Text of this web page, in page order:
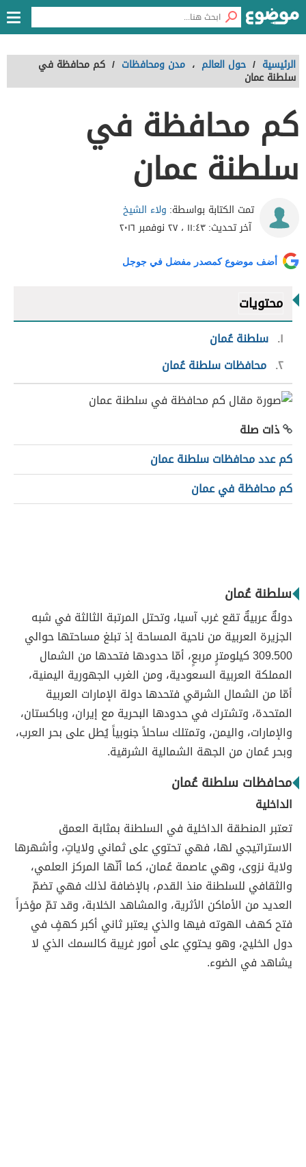
الرئيسية / حول العالم ، مدن ومحافظات / كم محافظة في
سلطنة عمان
كم محافظة في
سلطنة عمان
تمت الكتابة بواسطة: ولاء الشيخ
آخر تحديث:١١:٤٣ ، ٢٧ نوفمبر ٢٠١٦
أضف موضوع كمصدر مفضل في جوجل
محتويات
١ سلطنة عُمان
٢ محافظات سلطنة عُمان
ذات صلة
كم عدد محافظات سلطنة عمان
كم محافظة في عمان
سلطنة عُمان
دولةٌ عربيةٌ تقع غرب آسيا، وتحتل المرتبة الثالثة في شبه
الجزيرة العربية من ناحية المساحة إذ تبلغ مساحتها حوالي
309.500 كيلومترٍ مربعٍ، أمّا حدودها فتحدها من الشمال
المملكة العربية السعودية، ومن الغرب الجهورية اليمنية،
أمّا من الشمال الشرقي فتحدها دولة الإمارات العربية
المتحدة، وتشترك في حدودها البحرية مع إيران، وباكستان،
والإمارات، واليمن، وتمتلك ساحلاً جنوبياً يُطل على بحر العرب،
وبحر عُمان من الجهة الشمالية الشرقية.
محافظات سلطنة عُمان
الداخلية
تعتبر المنطقة الداخلية في السلطنة بمثابة العمق
الاستراتيجي لها، فهي تحتوي على ثماني ولاياتٍ، وأشهرها
ولاية نزوى، وهي عاصمة عُمان، كما أنّها المركز العلمي،
والثقافي للسلطنة منذ القدم، بالإضافة لذلك فهي تضمّ
العديد من الأماكن الأثرية، والمشاهد الخلابة، وقد تمّ مؤخراً
فتح كهف الهوته فيها والذي يعتبر ثاني أكبر كهفٍ في
دول الخليج، وهو يحتوي على أمور غريبة كالسمك الذي لا
يشاهد في الضوء.